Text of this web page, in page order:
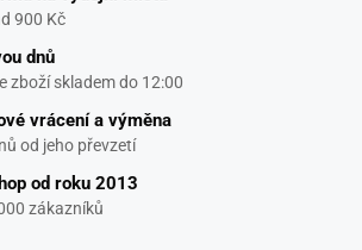
900 Kč
dnů
zboží skladem do 12:00
vrácení a výměna
od jeho převzetí
od roku 2013
zákazníků